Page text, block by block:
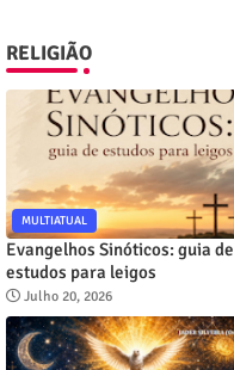
RELIGIÃO
MULTIATUAL
Evangelhos Sinóticos: guia de
estudos para leigos
Julho 20, 2026